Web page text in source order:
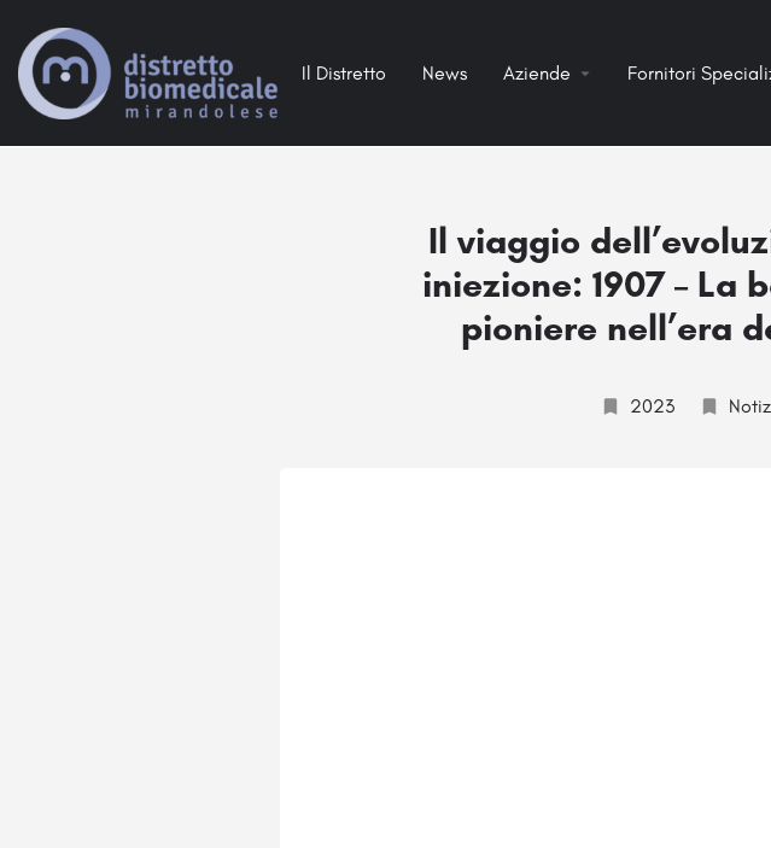
Il Distretto News Aziende Fornitori
Il viaggio
iniezione: 1907 – La
pioniere nell’era
2023